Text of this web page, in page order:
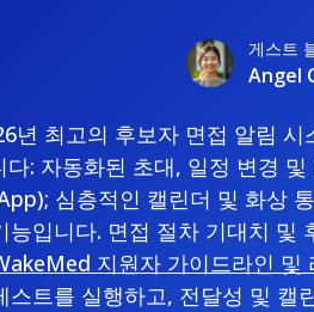
게스트
Angel
년 최고의 후보자 면접 알림
: 자동화된 초대, 일정 변경
심층적인 캘린더 및 화상
능입니다. 면접 절차 기대치 및
지원자 가이드라인 및
스트를 실행하고, 전달성 및